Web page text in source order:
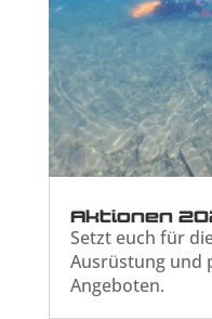
Aktionen
Setzt euch für
Ausrüstung und
Angeboten.